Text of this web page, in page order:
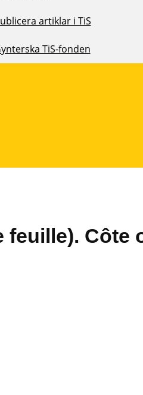
artiklar i TiS
TiS-fonden
feuille). Côte